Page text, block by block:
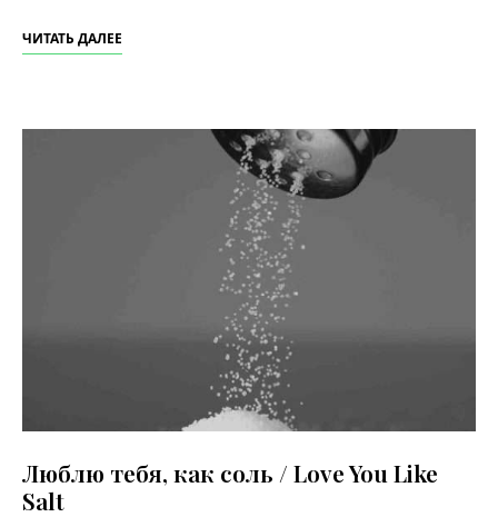
ЧИТАТЬ ДАЛЕЕ
Люблю тебя, как соль / Love You Like
Salt